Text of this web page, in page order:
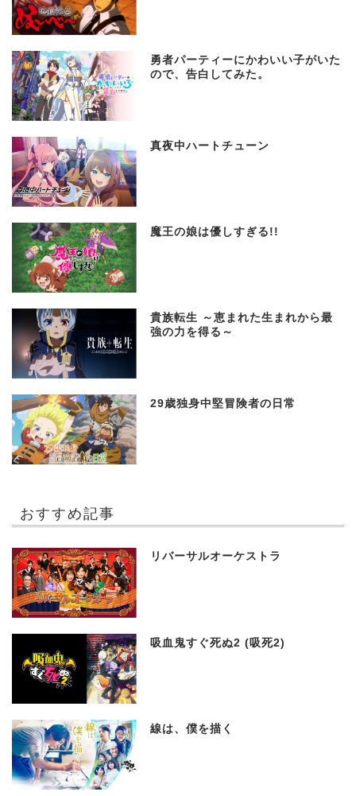
勇者パーティーにかわいい子がいた
ので、告白してみた。
真夜中ハートチューン
魔王の娘は優しすぎる!!
貴族転生 ～恵まれた生まれから最
強の力を得る～
29歳独身中堅冒険者の日常
おすすめ記事
リバーサルオーケストラ
吸血鬼すぐ死ぬ2 (吸死2)
線は、僕を描く